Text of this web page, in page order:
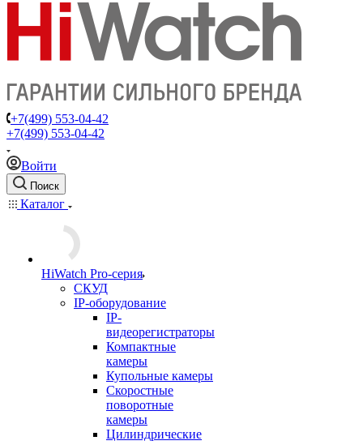
+7(499) 553-04-42
+7(499) 553-04-42
Войти
Поиск
Каталог
HiWatch Pro-серия
CКУД
IP-оборудование
IP-
видеорегистраторы
Компактные
камеры
Купольные камеры
Скоростные
поворотные
камеры
Цилиндрические